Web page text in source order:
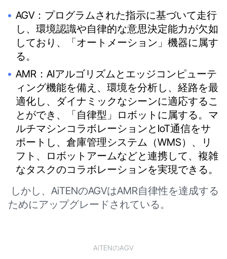
AGV：プログラムされた指示に基づいて走行
し、環境認識や自律的な意思決定能力が欠如
しており、「オートメーション」機器に属す
る。
AMR：AIアルゴリズムとエッジコンピューテ
ィング機能を備え、環境を分析し、経路を最
適化し、ダイナミックなシーンに適応するこ
とができ、「自律型」ロボットに属する。マ
ルチマシンコラボレーションとIoT通信をサ
ポートし、倉庫管理システム（WMS）、リ
フト、ロボットアームなどと連携して、複雑
なタスクのコラボレーションを実現できる。
しかし、AiTENのAGVはAMR自律性を達成する
ためにアップグレードされている。
AiTENのAGV